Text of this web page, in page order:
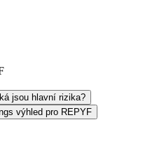
jsou hlavní rizika?
výhled pro REPYF